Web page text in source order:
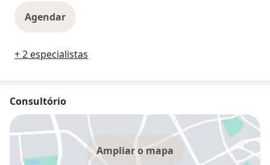
Agendar
+ 2 especialistas
Consultório
Ampliar o mapa